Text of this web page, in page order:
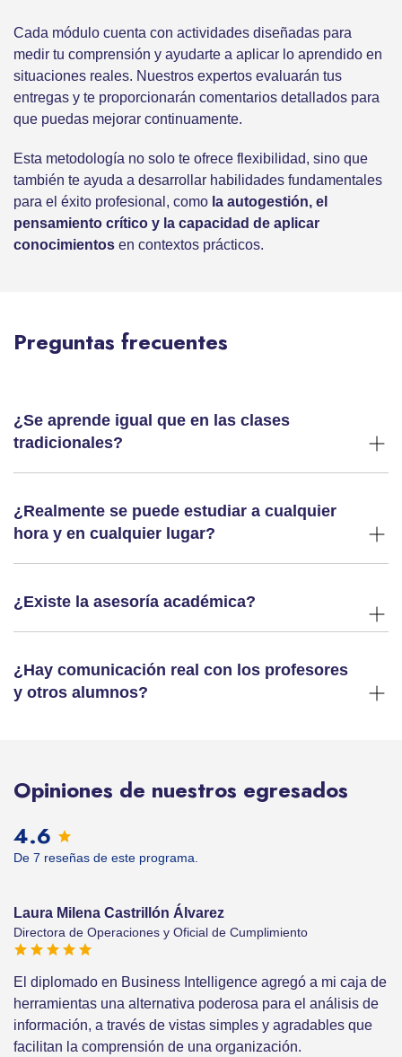
Cada módulo cuenta con actividades diseñadas para
medir tu comprensión y ayudarte a aplicar lo aprendido en
situaciones reales. Nuestros expertos evaluarán tus
entregas y te proporcionarán comentarios detallados para
que puedas mejorar continuamente.
Esta metodología no solo te ofrece flexibilidad, sino que
también te ayuda a desarrollar habilidades fundamentales
para el éxito profesional, como la autogestión, el
pensamiento crítico y la capacidad de aplicar
conocimientos en contextos prácticos.
Preguntas frecuentes
¿Se aprende igual que en las clases
tradicionales?
¿Realmente se puede estudiar a cualquier
hora y en cualquier lugar?
¿Existe la asesoría académica?
¿Hay comunicación real con los profesores
y otros alumnos?
Opiniones de nuestros egresados
4.6
De 7 reseñas de este programa.
Laura Milena Castrillón Álvarez
Directora de Operaciones y Oficial de Cumplimiento
El diplomado en Business Intelligence agregó a mi caja de
herramientas una alternativa poderosa para el análisis de
información, a través de vistas simples y agradables que
facilitan la comprensión de una organización.